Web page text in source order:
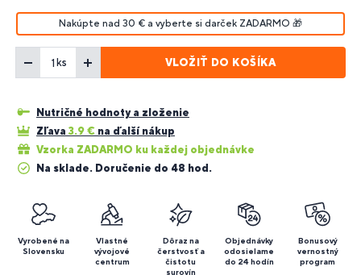
Nakúpte nad 30 € a vyberte si darček ZADARMO 🎁
ks VLOŽIŤ DO KOŠÍKA
Nutričné hodnoty a zloženie
Zľava 3.9 € na ďalší nákup
Vzorka ZADARMO ku každej objednávke
Na sklade. Doručenie do 48 hod.
Vyrobené na
Slovensku
Vlastné
vývojové
centrum
Dôraz na
čerstvosť a
čistotu
surovín
Objednávky
odosielame
do 24 hodín
Bonusový
vernostný
program